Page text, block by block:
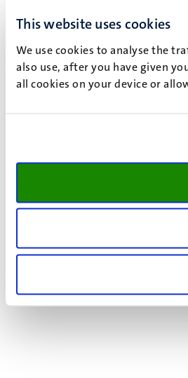
This website uses cookies
We use cookies to analyse the
also use, after you have given
all cookies on your device or